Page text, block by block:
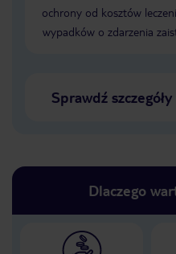
ochrony od kosztów
wypadków o zdarzenia
Sprawdź
Dlaczego